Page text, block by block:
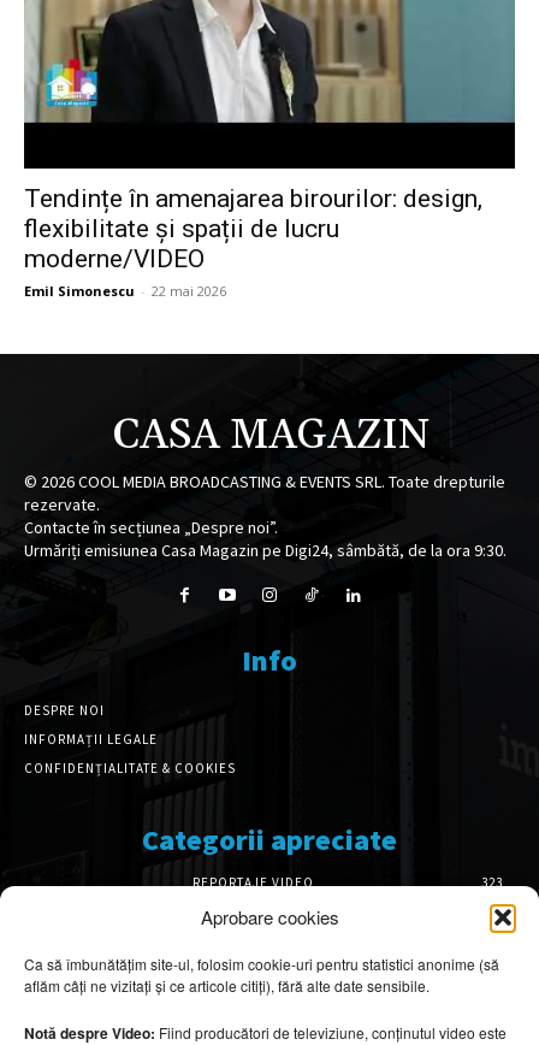
Aprobare cookies
Ca să îmbunătățim site-ul, folosim cookie-uri pentru statistici anonime (să
aflăm câți ne vizitați și ce articole citiți), fără alte date sensibile.
Notă despre Video: Fiind producători de televiziune, conținutul video este
Tendințe în amenajarea birourilor: design,
flexibilitate și spații de lucru
moderne/VIDEO
Emil Simonescu - 22 mai 2026
CASA MAGAZIN
© 2026COOL MEDIA BROADCASTING & EVENTS SRL. Toate drepturile
rezervate.
Contacte în secțiunea „Despre noi”.
Urmăriți emisiunea Casa Magazin pe Digi24, sâmbătă, de la ora 9:30.
Info
DESPRE NOI
INFORMAȚII LEGALE
CONFIDENȚIALITATE & COOKIES
Categorii apreciate
REPORTAJE VIDEO
323
AMENAJĂRI INTERIOARE
126
DESIGN INTERIOR
64
ARHITECTURĂ & DESIGN
OPINII & ANALIZE
43